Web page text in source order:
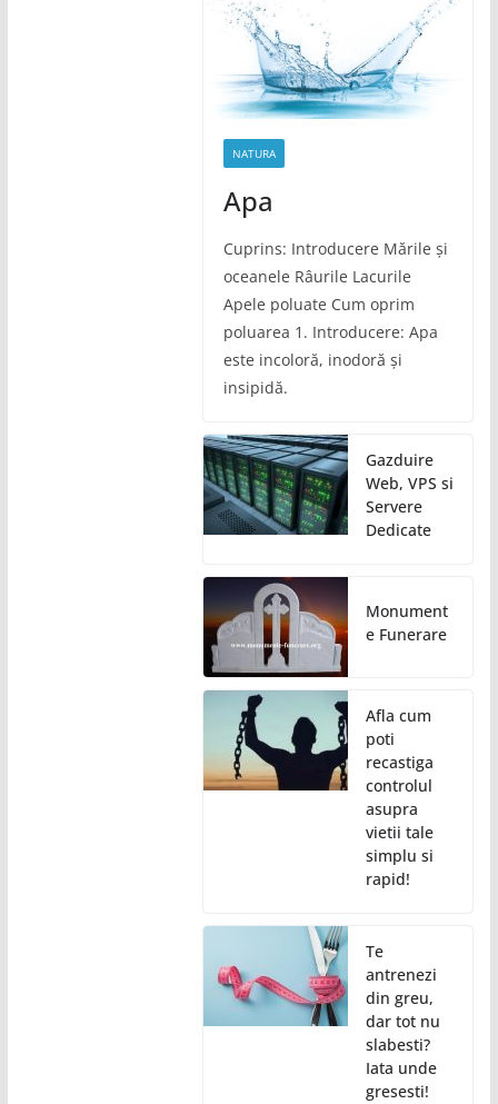
NATURA
Apa
Cuprins: Introducere Mările și
oceanele Râurile Lacurile
Apele poluate Cum oprim
poluarea 1. Introducere: Apa
este incoloră, inodoră și
insipidă.
Gazduire
Web, VPS si
Servere
Dedicate
Monument
e Funerare
Afla cum
poti
recastiga
controlul
asupra
vietii tale
simplu si
rapid!
Te
antrenezi
din greu,
dar tot nu
slabesti?
Iata unde
gresesti!